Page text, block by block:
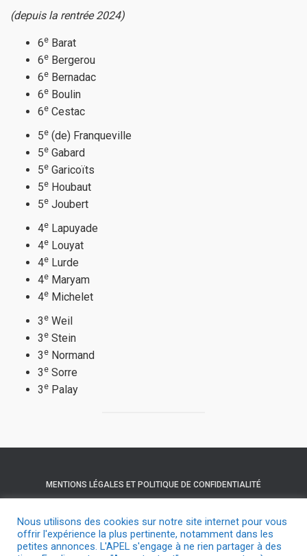
(depuis la rentrée 2024)
6e Barat
6e Bergerou
6e Bernadac
6e Boulin
6e Cestac
5e (de) Franqueville
5e Gabard
5e Garicoïts
5e Houbaut
5e Joubert
4e Lapuyade
4e Louyat
4e Lurde
4e Maryam
4e Michelet
3 e Weil
3 e Stein
3 e Normand
3 e Sorre
3 e Palay
MENTIONS LÉGALES ET POLITIQUE DE CONFIDENTIALITÉ
NOUS CONTACTER HELLOASSO
SUIVEZ-NOUS SUR FACEBOOK
Nous utilisons des cookies sur notre site internet pour vous
offrir l'expérience la plus pertinente, notamment dans les
petites annonces. L'APEL s'engage à ne rien partager à des